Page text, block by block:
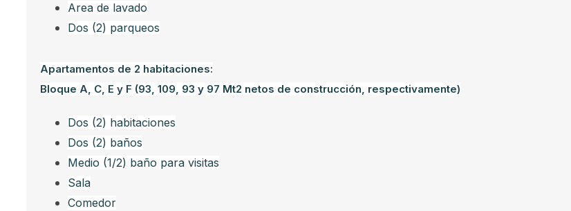
Area de lavado
Dos (2) parqueos
Apartamentos de 2 habitaciones:
Bloque A, C, E y F (93, 109, 93 y 97 Mt2 netos de construcción, respectivamente)
Dos (2) habitaciones
Dos (2) baños
Medio (1/2) baño para visitas
Sala
Comedor